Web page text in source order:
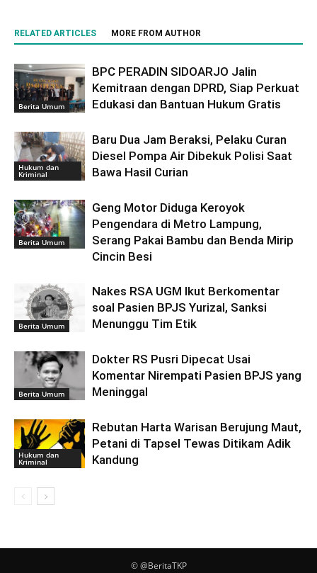
RELATED ARTICLES MORE FROM AUTHOR
Berita Umum
BPC PERADIN SIDOARJO Jalin
Kemitraan dengan DPRD, Siap Perkuat
Edukasi dan Bantuan Hukum Gratis
Hukum dan
Kriminal
Baru Dua Jam Beraksi, Pelaku Curan
Diesel Pompa Air Dibekuk Polisi Saat
Bawa Hasil Curian
Berita Umum
Geng Motor Diduga Keroyok
Pengendara di Metro Lampung,
Serang Pakai Bambu dan Benda Mirip
Cincin Besi
Berita Umum
Nakes RSA UGM Ikut Berkomentar
soal Pasien BPJS Yurizal, Sanksi
Menunggu Tim Etik
Berita Umum
Dokter RS Pusri Dipecat Usai
Komentar Nirempati Pasien BPJS yang
Meninggal
Hukum dan
Kriminal
Rebutan Harta Warisan Berujung Maut,
Petani di Tapsel Tewas Ditikam Adik
Kandung
© @BeritaTKP